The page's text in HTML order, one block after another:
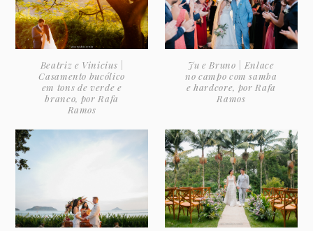
Beatriz e Vinicius |
Casamento bucólico
em tons de verde e
branco, por Rafa
Ramos
Ju e Bruno | Enlace
no campo com samba
e hardcore, por Rafa
Ramos